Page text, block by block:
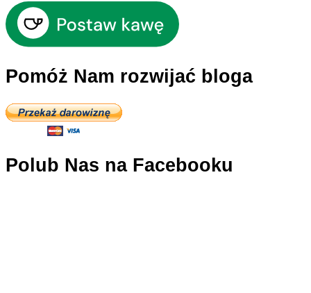
Pomóż Nam rozwijać bloga
Polub Nas na Facebooku